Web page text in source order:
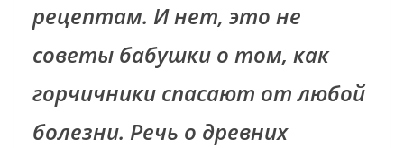
рецептам. И нет, это не
советы бабушки о том, как
горчичники спасают от любой
болезни. Речь о древних